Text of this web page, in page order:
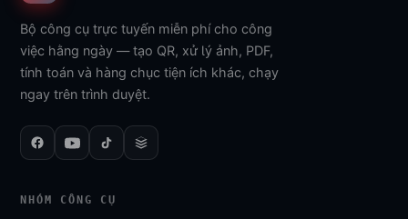
Bộ công cụ trực tuyến miễn phí cho công
việc hằng ngày — tạo QR, xử lý ảnh, PDF,
tính toán và hàng chục tiện ích khác, chạy
ngay trên trình duyệt.
NHÓM CÔNG CỤ